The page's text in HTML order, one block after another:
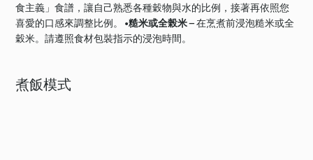
食主義」食譜，讓自己熟悉各種穀物與水的比例，接著再依照您
喜愛的口感來調整比例。 •糙米或全榖米– 在烹煮前浸泡糙米或全
穀米。請遵照食材包裝指示的浸泡時間。
煮飯模式